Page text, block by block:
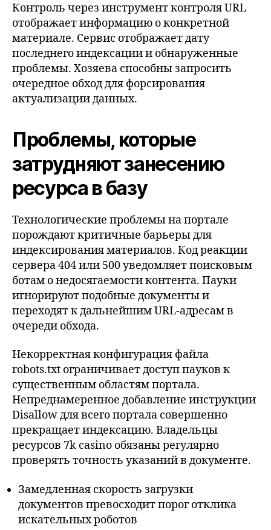
Контроль через инструмент контроля URL
отображает информацию о конкретной
материале. Сервис отображает дату
последнего индексации и обнаруженные
проблемы. Хозяева способны запросить
очередное обход для форсирования
актуализации данных.
Проблемы, которые
затрудняют занесению
ресурса в базу
Технологические проблемы на портале
порождают критичные барьеры для
индексирования материалов. Код реакции
сервера 404 или 500 уведомляет поисковым
ботам о недосягаемости контента. Пауки
игнорируют подобные документы и
переходят к дальнейшим URL-адресам в
очереди обхода.
Некорректная конфигурация файла
robots.txt ограничивает доступ пауков к
существенным областям портала.
Непреднамеренное добавление инструкции
Disallow для всего портала совершенно
прекращает индексацию. Владельцы
ресурсов 7k casino обязаны регулярно
проверять точность указаний в документе.
Замедленная скорость загрузки
документов превосходит порог отклика
искательных роботов